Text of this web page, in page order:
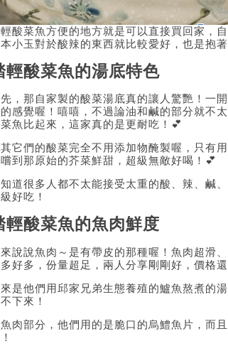
酸菜魚方便的地方就是可以直接買回家，
小玉對於酸辣的東西就比較愛好，也是抱
輕酸菜魚的湯底特色
，那自家製的酸菜湯底真的讓人驚艷！一
感覺喔！嘻嘻，不過論油和鹹的部分就不
魚比起來，這家真的是更耐吃！💕
它們的酸菜完全不用添加物醃製喔，只有
到那原始的芥菜鮮甜，超級無敵好喝！💕
道很多人都不太能接受太重的酸、辣、鹹
好吃！
輕酸菜魚的魚肉鮮度
說說魚肉～是有帶皮的那種喔！魚肉超滑
好多，份量超足，兩人分享剛剛好，價格還
是他們用邱家兄弟生態養殖的鱸魚熬煮的
下來！
肉部分，他們用的是脆口的烏鱧魚片，而